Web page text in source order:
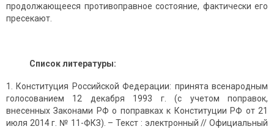
продолжающееся противоправное состояние, фактически его
пресекают.
Список литературы:
Конституция Российской Федерации: принята всенародным
голосованием 12 декабря 1993 г. (с учетом поправок,
внесенных Законами РФ о поправках к Конституции РФ от 21
июля 2014 г. № 11-ФКЗ). – Текст : электронный // Официальный